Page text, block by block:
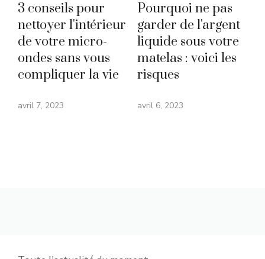
3 conseils pour
nettoyer l'intérieur
de votre micro-
ondes sans vous
compliquer la vie
avril 7, 2023
Pourquoi ne pas
garder de l'argent
liquide sous votre
matelas : voici les
risques
avril 6, 2023